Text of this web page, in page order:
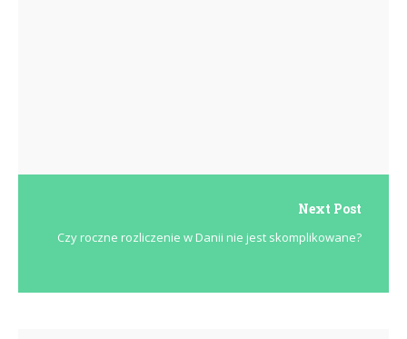
Next Post
Czy roczne rozliczenie w Danii nie jest skomplikowane?